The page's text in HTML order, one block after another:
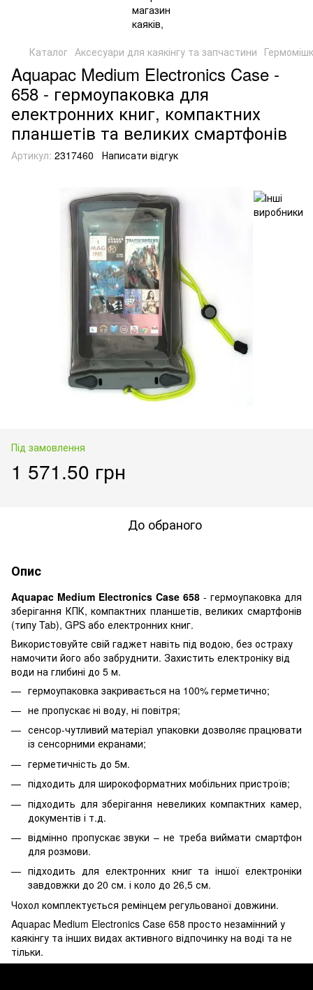
Каталог Аксесуари для каякінгу та запчастини
Aquapac Medium Electronics Case -
658 - гермоупаковка для
електронних книг, компактних
планшетів та великих смартфонів
Артикул: 2317460 Написати відгук
Під замовлення
1 571.50 грн
До обраного
Опис
Aquapac Medium Electronics Case 658 - гермоупаковка для
зберігання КПК, компактних планшетів, великих смартфонів
(типу Tab), GPS або електронних книг.
Використовуйте свій гаджет навіть під водою, без остраху
намочити його або забруднити. Захистить електроніку від
води на глибині до 5 м.
гермоупаковка закривається на 100% герметично;
не пропускає ні воду, ні повітря;
сенсор-чутливий матеріал упаковки дозволяє працювати
із сенсорними екранами;
герметичність до 5м.
підходить для широкоформатних мобільних пристроїв;
підходить для зберігання невеликих компактних камер,
документів і т.д.
відмінно пропускає звуки – не треба виймати смартфон
для розмови.
підходить для електронних книг та іншої електроніки
завдовжки до 20 см. і коло до 26,5 см.
Чохол комплектується ремінцем регульованої довжини.
Aquapac Medium Electronics Case 658 просто незамінний у
каякінгу та інших видах активного відпочинку на воді та не
тільки.